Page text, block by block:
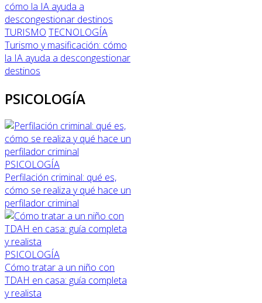
TURISMO TECNOLOGÍA
Turismo y masificación: cómo
la IA ayuda a descongestionar
destinos
PSICOLOGÍA
PSICOLOGÍA
Perfilación criminal: qué es,
cómo se realiza y qué hace un
perfilador criminal
PSICOLOGÍA
Cómo tratar a un niño con
TDAH en casa: guía completa
y realista